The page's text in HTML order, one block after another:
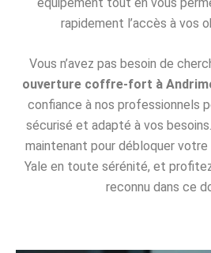
rapidement l’accès à vos
Vous n’avez pas besoin de
ouverture coffre-fort à
confiance à nos professionnels
sécurisé et adapté à vos
maintenant pour débloquer
Yale en toute sérénité, et
reconnu dans ce